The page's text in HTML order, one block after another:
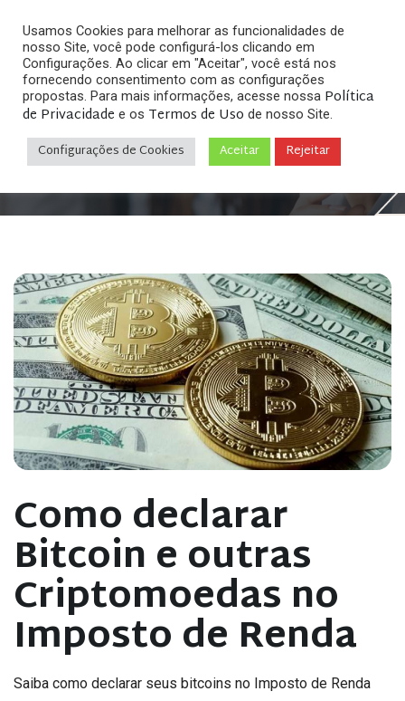
Home »Direito Digital & Internet » Como declarar
Bitcoin e outras Criptomoedas no Imposto de Renda
Como declarar
Bitcoin e outras
Criptomoedas no
Imposto de Renda
Saiba como declarar seus bitcoins no Imposto de Renda
Usamos Cookies para melhorar as funcionalidades de
nosso Site, você pode configurá-los clicando em
Configurações. Ao clicar em "Aceitar", você está nos
fornecendo consentimento com as configurações
propostas. Para mais informações, acesse nossa Política
de Privacidade e os Termos de Uso de nosso Site.
Configurações de Cookies Aceitar Rejeitar